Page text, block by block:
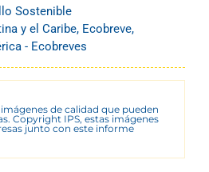
Sostenible
y el Caribe, Ecobreve,
- Ecobreves
de calidad que pueden
Copyright IPS, estas imágenes
junto con este informe